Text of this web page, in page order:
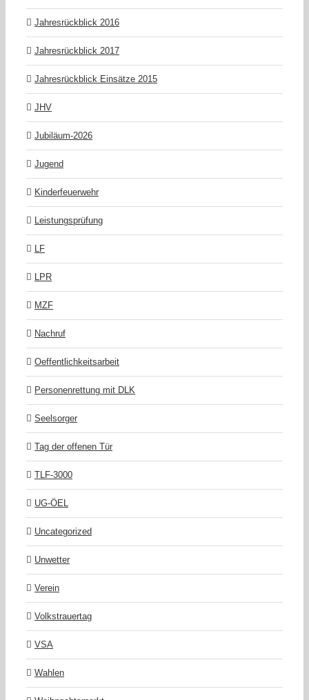
Jahresrückblick 2016
Jahresrückblick 2017
Jahresrückblick Einsätze 2015
JHV
Jubiläum-2026
Jugend
Kinderfeuerwehr
Leistungsprüfung
LF
LPR
MZF
Nachruf
Oeffentlichkeitsarbeit
Personenrettung mit DLK
Seelsorger
Tag der offenen Tür
TLF-3000
UG-ÖEL
Uncategorized
Unwetter
Verein
Volkstrauertag
VSA
Wahlen